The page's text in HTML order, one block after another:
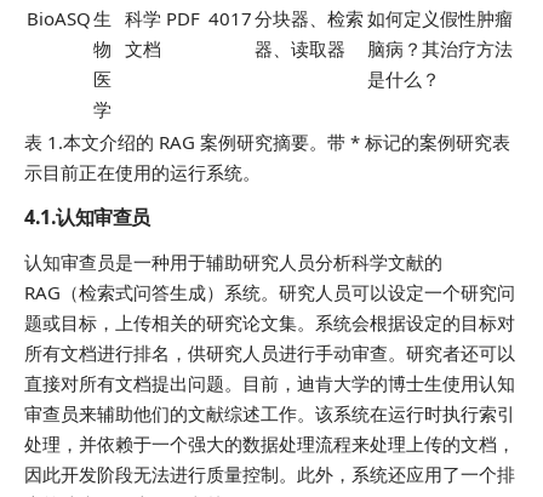
BioASQ生
物
医
学
科学 PDF
文档
4017分块器、检索
器、读取器
如何定义假性肿瘤
脑病？其治疗方法
是什么？
表 1.本文介绍的 RAG 案例研究摘要。带 * 标记的案例研究表
示目前正在使用的运行系统。
4.1.认知审查员
认知审查员是一种用于辅助研究人员分析科学文献的
RAG（检索式问答生成）系统。研究人员可以设定一个研究问
题或目标，上传相关的研究论文集。系统会根据设定的目标对
所有文档进行排名，供研究人员进行手动审查。研究者还可以
直接对所有文档提出问题。目前，迪肯大学的博士生使用认知
审查员来辅助他们的文献综述工作。该系统在运行时执行索引
处理，并依赖于一个强大的数据处理流程来处理上传的文档，
因此开发阶段无法进行质量控制。此外，系统还应用了一个排